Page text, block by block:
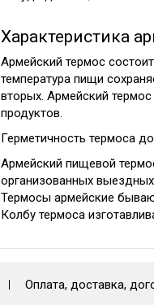
Характеристика
Армейский термос
температура пищи
вторых. Армейский
продуктов.
Герметичность термоса
Армейский пищевой
организованных
Термосы армейские
Колбу термоса
Оплата, доставка,